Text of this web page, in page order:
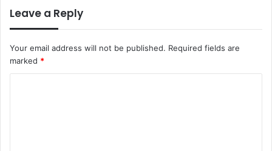
Leave a Reply
Your email address will not be published. Required fields are
marked *